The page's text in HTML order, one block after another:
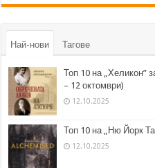
Най-нови Тагове
Топ 10 на „Хеликон”
– 12 октомври)
12.10.2025
Топ 10 на „Ню Йорк
12.10.2025